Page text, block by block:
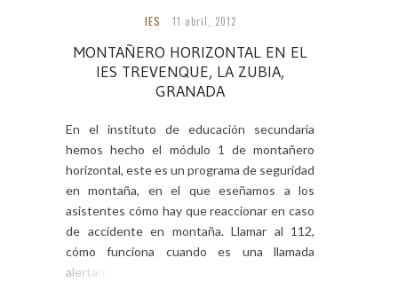
IES 11 abril, 2012
MONTAÑERO HORIZONTAL EN EL
IES TREVENQUE, LA ZUBIA,
GRANADA
En el instituto de educación secundaria
hemos hecho el módulo 1 de montañero
horizontal, este es un programa de seguridad
en montaña, en el que eseñamos a los
asistentes cómo hay que reaccionar en caso
de accidente en montaña. Llamar al 112,
cómo funciona cuando es una llamada
alertando sobre